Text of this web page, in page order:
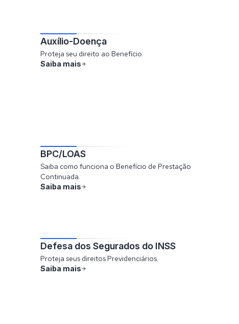
Auxílio-Doença
Proteja seu direito ao Benefício.
Saiba mais
BPC/LOAS
Saiba como funciona o Benefício de Prestação
Continuada.
Saiba mais
Defesa dos Segurados do INSS
Proteja seus direitos Previdenciários.
Saiba mais